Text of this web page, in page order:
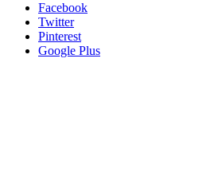
Facebook
Twitter
Pinterest
Google Plus